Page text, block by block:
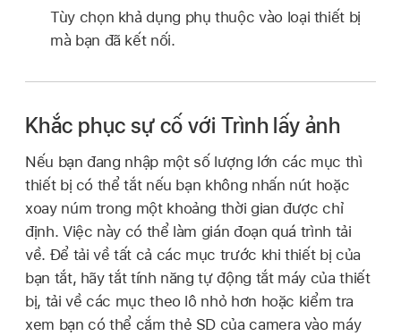
Tùy chọn khả dụng phụ thuộc vào loại thiết bị
mà bạn đã kết nối.
Khắc phục sự cố với Trình lấy ảnh
Nếu bạn đang nhập một số lượng lớn các mục thì
thiết bị có thể tắt nếu bạn không nhấn nút hoặc
xoay núm trong một khoảng thời gian được chỉ
định. Việc này có thể làm gián đoạn quá trình tải
về. Để tải về tất cả các mục trước khi thiết bị của
bạn tắt, hãy tắt tính năng tự động tắt máy của thiết
bị, tải về các mục theo lô nhỏ hơn hoặc kiểm tra
xem bạn có thể cắm thẻ SD của camera vào máy